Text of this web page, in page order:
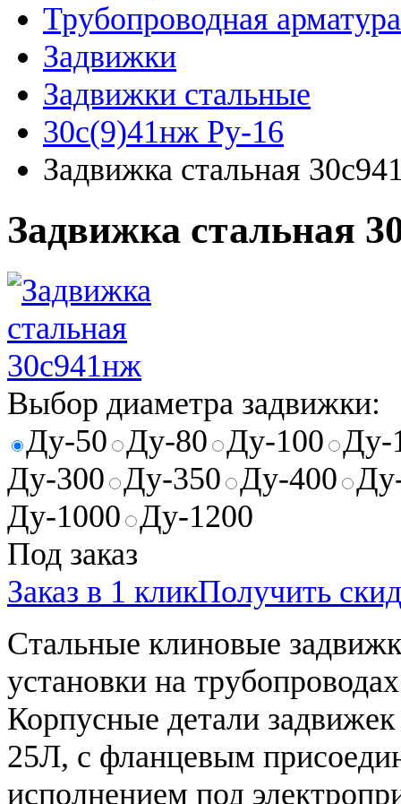
Трубопроводная арматура
Задвижки
Задвижки стальные
30с(9)41нж Ру-16
Задвижка стальная
Задвижка стальная
Выбор диаметра задвижки:
Ду-50 Ду-80 Ду-100 Ду-
Ду-300 Ду-350 Ду-400
Ду-1000 Ду-1200
Под заказ
Заказ в 1 кликПолучить
Стальные клиновые
установки на
Корпусные детали
25Л, с фланцевым
исполнением под